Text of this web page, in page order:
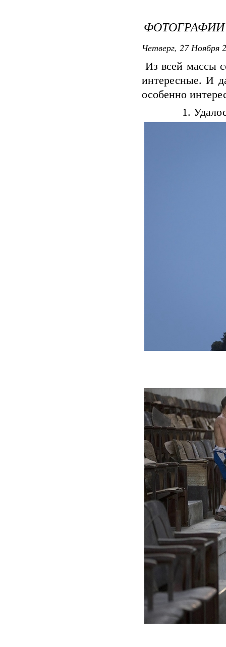
Четверг, 27 Ноября
Из всей массы
интересные. И
особенно
1.